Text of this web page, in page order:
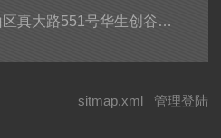
公司地址：上海市宝山区真大路551号华生创谷产业园5205
sitmap.xml 管理登陆